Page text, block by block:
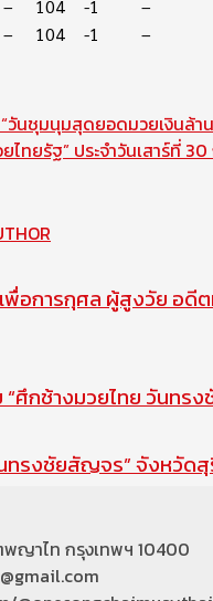
– 104 -1
–
– 104 -1 –
วันชุมนุมสุดยอดมวยเงินล้า
ทยรัฐ” ประจำวันเสาร์ที่
การกุศล ผู้สูงวัย อดีต
ศึกช้างมวยไทย วันทร
ทรงชัยสัญจร” จังหวัด
พญาไท กรุงเทพฯ 10400